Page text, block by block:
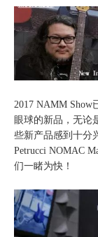
2017 NAMM Show
眼球的新品，无论
些新产品感到十分
Petrucci NOMAC
们一睹为快！